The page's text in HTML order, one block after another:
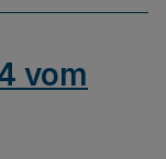
vom